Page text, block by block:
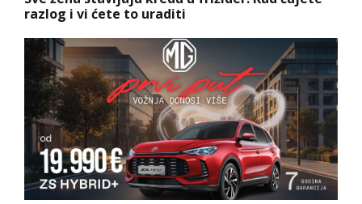
razlog i vi ćete to uraditi